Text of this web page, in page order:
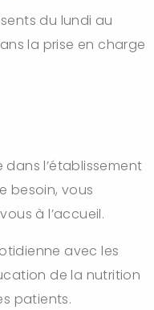
du lundi au
la prise en charge
l’établissement
besoin, vous
à l’accueil.
avec les
de la nutrition
patients.